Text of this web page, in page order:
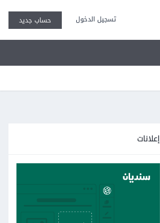
تسجيل الدخول حساب جديد
إعلانات